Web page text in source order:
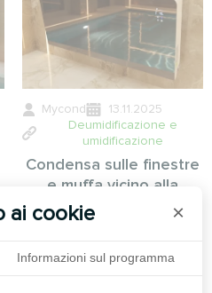
Mycond
13.11.2025
Deumidificazione e
umidificazione
Condensa sulle finestre
e muffa vicino alla
piscina: perché
compaiono e come
il deumidificatore MBA-G
ai cookie ×
Informazioni sul programma